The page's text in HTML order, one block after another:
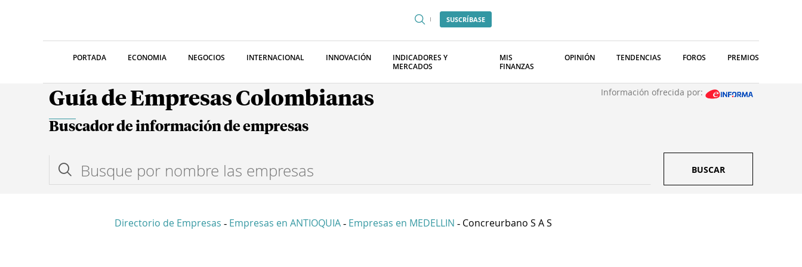
SUSCRÍBASE
PORTADA ECONOMIA NEGOCIOS INTERNACIONAL INNOVACIÓN
INDICADORES Y
MERCADOS
MIS
FINANZAS
OPINIÓN TENDENCIAS FOROS PREMIOS
Guía de Empresas Colombianas Información ofrecida por:
Buscador de información de empresas
BUSCAR
Directorio de Empresas - Empresas en ANTIOQUIA - Empresas en MEDELLIN - Concreurbano S A S